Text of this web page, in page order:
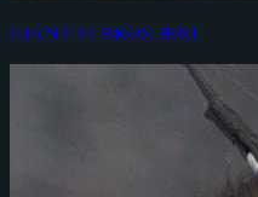
GIANT ELBRUS JENI